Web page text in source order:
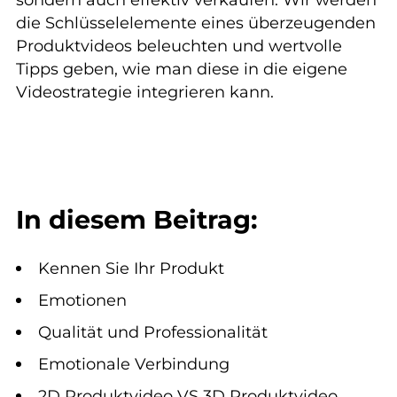
die Schlüsselelemente eines überzeugenden
Produktvideos beleuchten und wertvolle
Tipps geben, wie man diese in die eigene
Videostrategie integrieren kann.
In diesem Beitrag:
Kennen Sie Ihr Produkt
Emotionen
Qualität und Professionalität
Emotionale Verbindung